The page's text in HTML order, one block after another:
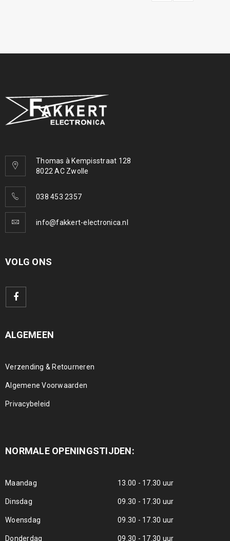
Thomas à Kempisstraat 128
8022 AC Zwolle
038 453 2357
info@fakkert-electronica.nl
VOLG ONS
ALGEMEEN
Verzending & Retourneren
Algemene Voorwaarden
Privacybeleid
NORMALE OPENINGSTIJDEN:
Maandag 13.00 - 17.30 uur
Dinsdag 09.30 - 17.30 uur
Woensdag 09.30 - 17.30 uur
Donderdag 09.30 - 17.30 uur